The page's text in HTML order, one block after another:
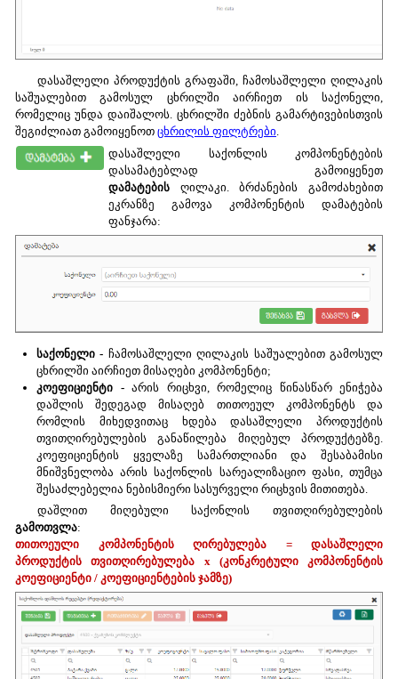
დასაშლელი პროდუქტის გრაფაში, ჩამოსაშლელი ღილაკის
საშუალებით გამოსულ ცხრილში აირჩიეთ ის საქონელი,
რომელიც უნდა დაიშალოს. ცხრილში ძებნის გამარტივებისთვის
შეგიძლიათ გამოიყენოთ ცხრილის ფილტრები.
დასაშლელი საქონლის კომპონენტების
დასამატებლად გამოიყენეთ
დამატების ღილაკი. ბრძანების გამოძახებით
ეკრანზე გამოვა კომპონენტის დამატების
ფანჯარა:
საქონელი - ჩამოსაშლელი ღილაკის საშუალებით გამოსულ
ცხრილში აირჩიეთ მისაღები კომპონენტი;
კოეფიციენტი - არის რიცხვი, რომელიც წინასწარ ენიჭება
დაშლის შედეგად მისაღებ თითოეულ კომპონენტს და
რომლის მიხედვითაც ხდება დასაშლელი პროდუქტის
თვითღირებულების განაწილება მიღებულ პროდუქტებზე.
კოეფიციენტის ყველაზე სამართლიანი და შესაბამისი
მნიშვნელობა არის საქონლის სარეალიზაციო ფასი, თუმცა
შესაძლებელია ნებისმიერი სასურველი რიცხვის მითითება.
დაშლით მიღებული საქონლის თვითღირებულების
გამოთვლა:
თითოეული კომპონენტის ღირებულება = დასაშლელი
პროდუქტის თვითღირებულება x (კონკრეტული კომპონენტის
კოეფიციენტი / კოეფიციენტების ჯამზე)